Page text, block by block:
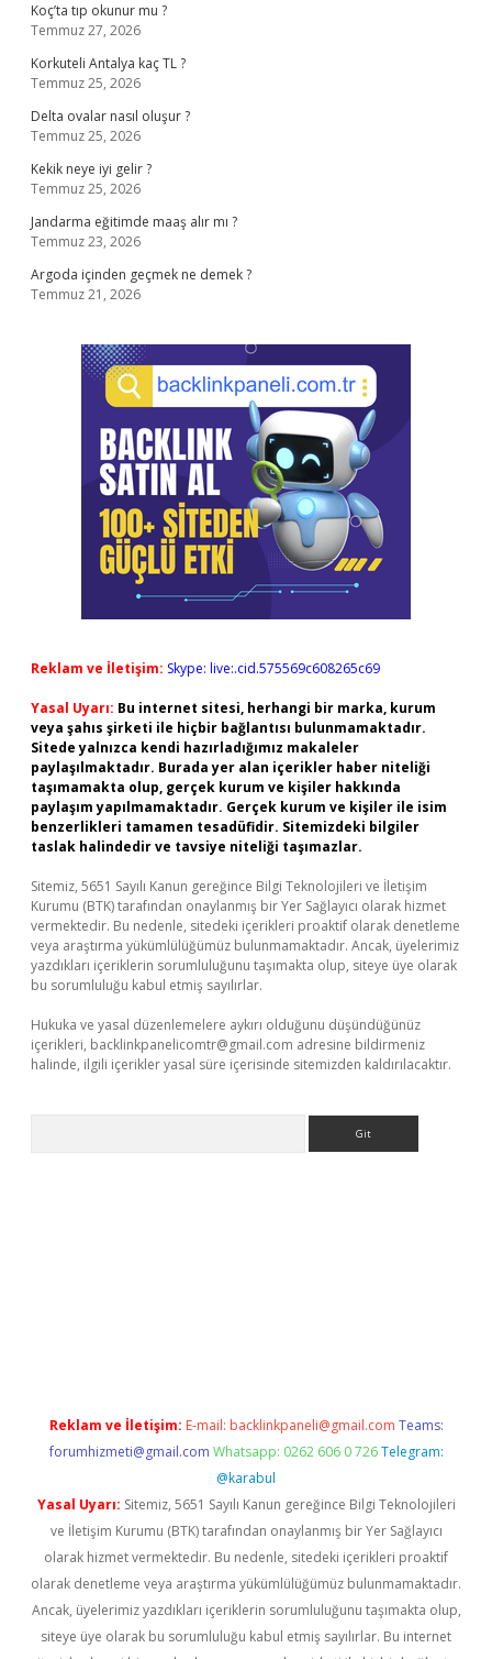
Koç’ta tıp okunur mu ?
Temmuz 27, 2026
Korkuteli Antalya kaç TL ?
Temmuz 25, 2026
Delta ovalar nasıl oluşur ?
Temmuz 25, 2026
Kekik neye iyi gelir ?
Temmuz 25, 2026
Jandarma eğitimde maaş alır mı ?
Temmuz 23, 2026
Argoda içinden geçmek ne demek ?
Temmuz 21, 2026
Reklam ve İletişim: Skype: live:.cid.575569c608265c69
Yasal Uyarı: Bu internet sitesi, herhangi bir marka, kurum
veya şahıs şirketi ile hiçbir bağlantısı bulunmamaktadır.
Sitede yalnızca kendi hazırladığımız makaleler
paylaşılmaktadır. Burada yer alan içerikler haber niteliği
taşımamakta olup, gerçek kurum ve kişiler hakkında
paylaşım yapılmamaktadır. Gerçek kurum ve kişiler ile isim
benzerlikleri tamamen tesadüfidir. Sitemizdeki bilgiler
taslak halindedir ve tavsiye niteliği taşımazlar.
Sitemiz, 5651 Sayılı Kanun gereğince Bilgi Teknolojileri ve İletişim
Kurumu (BTK) tarafından onaylanmış bir Yer Sağlayıcı olarak hizmet
vermektedir. Bu nedenle, sitedeki içerikleri proaktif olarak denetleme
veya araştırma yükümlülüğümüz bulunmamaktadır. Ancak, üyelerimiz
yazdıkları içeriklerin sorumluluğunu taşımakta olup, siteye üye olarak
bu sorumluluğu kabul etmiş sayılırlar.
Hukuka ve yasal düzenlemelere aykırı olduğunu düşündüğünüz
içerikleri, backlinkpanelicomtr@gmail.com adresine bildirmeniz
halinde, ilgili içerikler yasal süre içerisinde sitemizden kaldırılacaktır.
Reklam ve İletişim: E-mail: backlinkpaneli@gmail.com Teams:
forumhizmeti@gmail.com Whatsapp: 0262 606 0 726 Telegram:
@karabul
Yasal Uyarı: Sitemiz, 5651 Sayılı Kanun gereğince Bilgi Teknolojileri
ve İletişim Kurumu (BTK) tarafından onaylanmış bir Yer Sağlayıcı
olarak hizmet vermektedir. Bu nedenle, sitedeki içerikleri proaktif
olarak denetleme veya araştırma yükümlülüğümüz bulunmamaktadır.
Ancak, üyelerimiz yazdıkları içeriklerin sorumluluğunu taşımakta olup,
siteye üye olarak bu sorumluluğu kabul etmiş sayılırlar. Bu internet